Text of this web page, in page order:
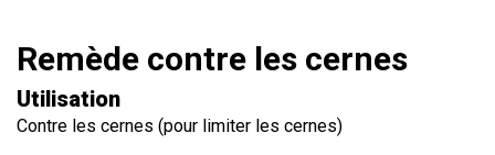
Remède contre les cernes
Utilisation
Contre les cernes (pour limiter les cernes)